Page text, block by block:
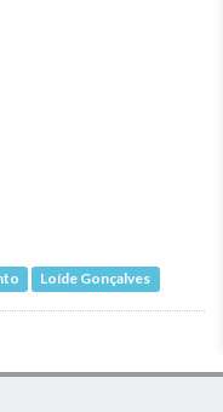
Loíde Gonçalves